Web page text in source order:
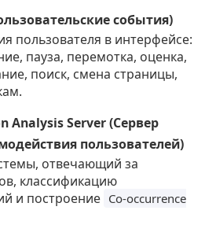
события)
пользователя в интерфейсе:
пауза, перемотка, оценка,
поиск, смена страницы,
Analysis Server (Сервер
пользователей)
отвечающий за
классификацию
и построение Co-occurrence